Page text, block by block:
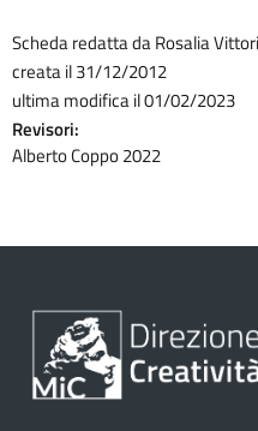
Scheda redatta da Rosalia
creata il 31/12/2012
ultima modifica il 01/02/2023
Revisori:
Alberto Coppo 2022